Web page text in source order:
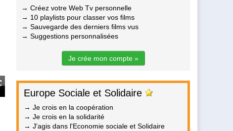
→ Créez votre Web Tv personnelle
→ 10 playlists pour classer vos films
→ Sauvegarde des derniers films vus
→ Suggestions personnalisées
Je crée mon compte »
Europe Sociale et Solidaire
→ Je crois en la coopération
→ Je crois en la solidarité
→ J'agis dans l'Economie sociale et Solidaire